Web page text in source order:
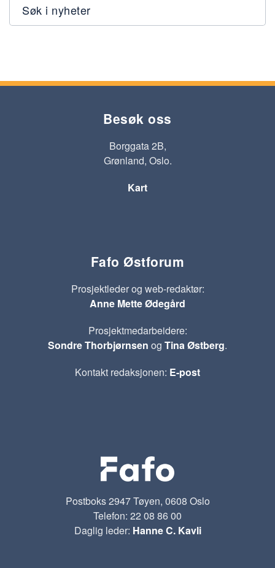
Søk i nyheter
Besøk oss
Borggata 2B,
Grønland, Oslo.
Kart
Fafo Østforum
Prosjektleder og web-redaktør:
Anne Mette Ødegård
Prosjektmedarbeidere:
Sondre Thorbjørnsen og Tina Østberg.
Kontakt redaksjonen: E-post
Postboks 2947 Tøyen, 0608 Oslo
Telefon: 22 08 86 00
Daglig leder: Hanne C. Kavli